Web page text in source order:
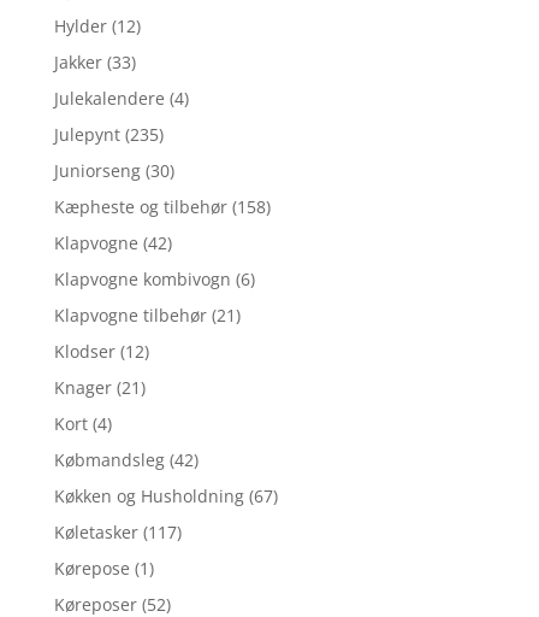
Hylder (12)
Jakker (33)
Julekalendere (4)
Julepynt (235)
Juniorseng (30)
Kæpheste og tilbehør (158)
Klapvogne (42)
Klapvogne kombivogn (6)
Klapvogne tilbehør (21)
Klodser (12)
Knager (21)
Kort (4)
Købmandsleg (42)
Køkken og Husholdning (67)
Køletasker (117)
Kørepose (1)
Køreposer (52)